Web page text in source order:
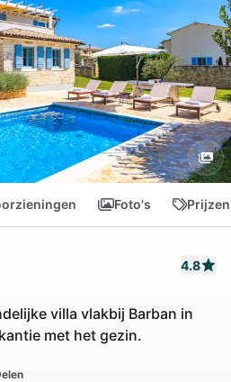
Foto's
4.8
villa vlakbij Barban in
met het gezin.